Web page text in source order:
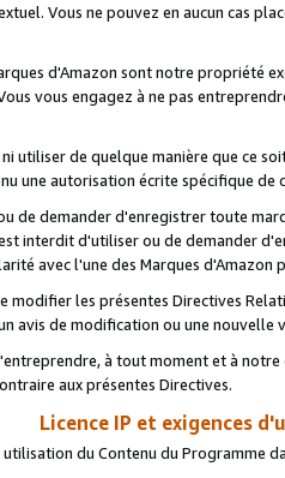
Vous ne pouvez en aucun cas
d'Amazon sont notre propriété
vous engagez à ne pas
utiliser de quelque manière que ce
une autorisation écrite spécifique de
de demander d'enregistrer toute
interdit d'utiliser ou de demander
avec l'une des Marques
modifier les présentes Directives
avis de modification ou une nouvelle
à tout moment et à
aux présentes Directives.
Licence IP et exigences
du Contenu du Programme